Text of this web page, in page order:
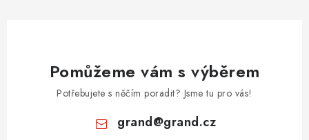
Pomůžeme vám s výběrem
Potřebujete s něčím poradit? Jsme tu pro vás!
grand@grand.cz